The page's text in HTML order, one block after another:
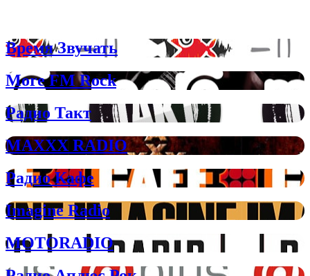
Время Звучать
More FM Rock
Радио Такт
MAXXX RADIO
Радио Кафе
Imagine Radio
MOTORADIO